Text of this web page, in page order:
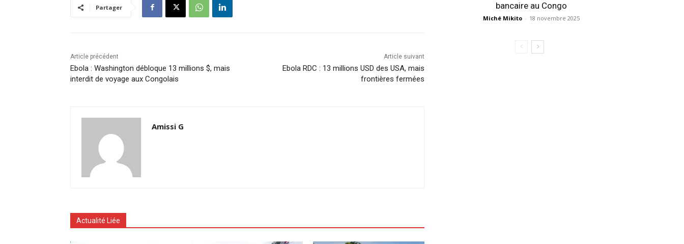
Partager
Article précédent
Ebola : Washington débloque 13 millions $, mais
interdit de voyage aux Congolais
Article suivant
Ebola RDC : 13 millions USD des USA, mais
frontières fermées
Amissi G
Actualité Liée
bancaire au Congo
Miché Mikito - 18 novembre 2025